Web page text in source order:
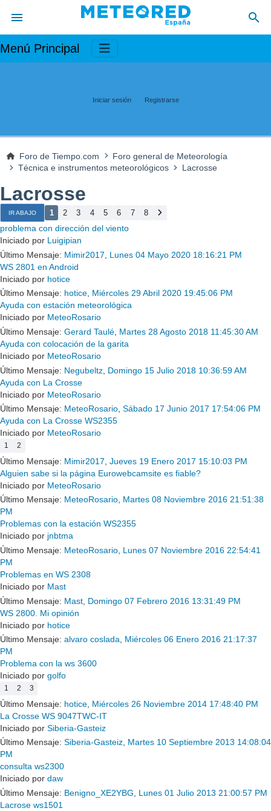
Menú Principal
Iniciar sesión Registrarse
Foro de Tiempo.com
Foro general de Meteorología
Técnica e instrumentos meteorológicos
Lacrosse
Lacrosse
IR ABAJO 1 2 3 4 5 6 7 8
problema con dirección del viento
Iniciado por Luigipian
Último Mensaje: Mimir2017
Lunes 04 Mayo 2020 18:16:21 PM
WS 2801 en Android
Iniciado por hotice
Último Mensaje: hotice, Miércoles 29 Abril 2020 19:45:06 PM
Ayuda con estación meteorológica
Iniciado por MeteoRosario
Último Mensaje: Gerard Taulé Martes 28 Agosto 2018 11:45:30 AM
Ayuda con colocación de la garita
Iniciado por MeteoRosario
Último Mensaje: Negubeltz Domingo 15 Julio 2018 10:36:59 AM
Ayuda con La Crosse
Iniciado por MeteoRosario
Último Mensaje: MeteoRosario, Sábado 17 Junio 2017 17:54:06 PM
Ayuda con La Crosse WS2355
Iniciado por MeteoRosario
1 2
Último Mensaje: Mimir2017 Jueves 19 Enero 2017 15:10:03 PM
Alguien sabe si la página Eurowebcamsite es fiable?
Iniciado por MeteoRosario
Último Mensaje: MeteoRosario, Martes 08 Noviembre 2016 21:51:38
PM
Problemas con la estación WS2355
Iniciado por jnbtma
Último Mensaje: MeteoRosario Lunes 07 Noviembre 2016 22:54:41
PM
Problemas en WS 2308
Iniciado por Mast
Último Mensaje: Mast Domingo 07 Febrero 2016 13:31:49 PM
WS 2800. Mi opinión
Iniciado por hotice
Último Mensaje: alvaro coslada, Miércoles 06 Enero 2016 21:17:37
PM
Problema con la ws 3600
Iniciado por golfo
1 2 3
Último Mensaje: hotice Miércoles 26 Noviembre 2014 17:48:40 PM
La Crosse WS 9047TWC-IT
Iniciado por Siberia-Gasteiz
Último Mensaje: Siberia-Gasteiz, Martes 10 Septiembre 2013 14:08:04
PM
consulta ws2300
Iniciado por daw
Último Mensaje: Benigno_XE2YBG
Lunes 01 Julio 2013 21:00:57 PM
Lacrose ws1501